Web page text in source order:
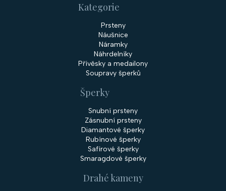
Kategorie
Prsteny
Náušnice
Náramky
Náhrdelníky
Přívěsky a medailony
Soupravy šperků
Šperky
Snubní prsteny
Zásnubní prsteny
Diamantové šperky
Rubínové šperky
Safírové šperky
Smaragdové šperky
Drahé kameny